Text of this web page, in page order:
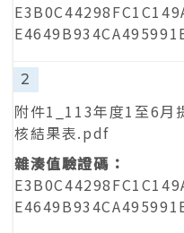
2
附件1_113年度1至6月
核結果表.pdf